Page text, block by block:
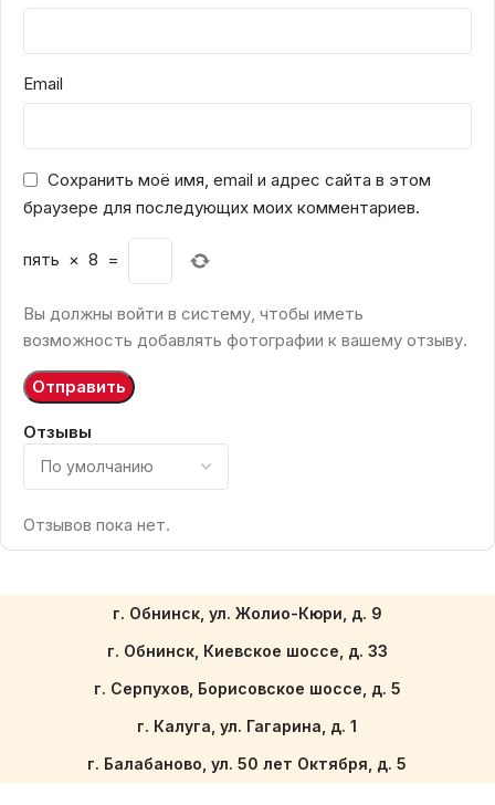
Отзывы
Отзывов пока нет.
Email
Сохранить моё имя, email и адрес сайта в этом
браузере для последующих моих комментариев.
пять × 8 =
Вы должны войти в систему, чтобы иметь
возможность добавлять фотографии к вашему отзыву.
г. Обнинск, ул. Жолио-Кюри, д. 9
г. Обнинск, Киевское шоссе, д. 33
г. Серпухов, Борисовское шоссе, д. 5
г. Калуга, ул. Гагарина, д. 1
г. Балабаново, ул. 50 лет Октября, д. 5